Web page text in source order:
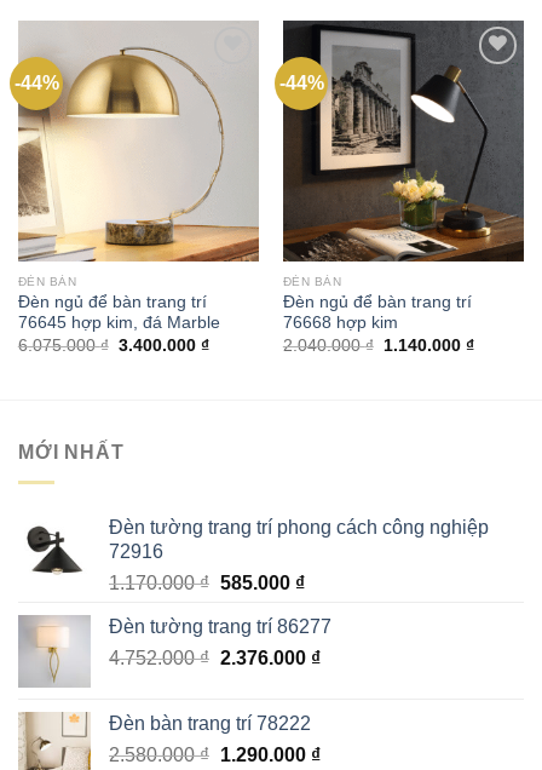
-44%
Add to
wishlist
ĐÈN BÀN
Đèn ngủ để bàn trang trí
76645 hợp kim, đá Marble
6.075.000₫ Giá
3.400.000 ₫Giá
-44%
wishlist
ĐÈN BÀN
Đèn ngủ để bàn trang trí
76668 hợp kim
2.040.000₫
Giá
1.140.000 ₫Giá
MỚI NHẤT
Đèn tường trang trí phong cách công nghiệp
72916
1.170.000₫ Giá
là:
1.170.000 ₫.
585.000 ₫Giá
tại
là:
Đèn tường trang trí 86277
4.752.000₫ Giá
4.752.000 ₫.
2.376.000 ₫Giá
2.376.000 ₫.
Đèn bàn trang trí 78222
2.580.000₫ Giá
1.290.000 ₫Giá